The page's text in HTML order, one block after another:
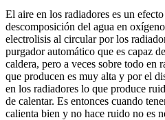
El aire en los radiadores es un
descomposición del agua en
electrolisis al circular por los
purgador automático que es capaz
caldera, pero a veces sobre todo en
que producen es muy alta y por el
en los radiadores lo que produce
de calentar. Es entonces cuando
calienta bien y no hace ruido no es